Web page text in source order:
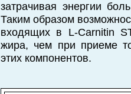
затрачивая энергии
Таким образом
входящих в L-Carnitin
жира, чем при приеме
этих компонентов.